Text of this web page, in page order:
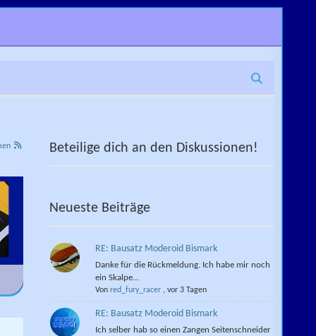
Beteilige dich an den Diskussionen!
Neueste Beiträge
RE: Bausatz Moderoid Bismark
Danke für die Rückmeldung. Ich habe mir noch
ein Skalpe...
Von red_fury_racer, vor 3 Tagen
RE: Bausatz Moderoid Bismark
Ich selber hab so einen Zangen Seitenschneider